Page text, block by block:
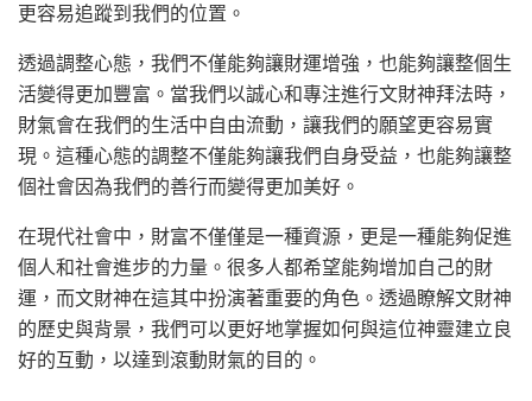
更容易追蹤到我們的位置。
透過調整心態，我們不僅能夠讓財運增強，也能夠讓整個生
活變得更加豐富。當我們以誠心和專注進行文財神拜法時，
財氣會在我們的生活中自由流動，讓我們的願望更容易實
現。這種心態的調整不僅能夠讓我們自身受益，也能夠讓整
個社會因為我們的善行而變得更加美好。
在現代社會中，財富不僅僅是一種資源，更是一種能夠促進
個人和社會進步的力量。很多人都希望能夠增加自己的財
運，而文財神在這其中扮演著重要的角色。透過瞭解文財神
的歷史與背景，我們可以更好地掌握如何與這位神靈建立良
好的互動，以達到滾動財氣的目的。